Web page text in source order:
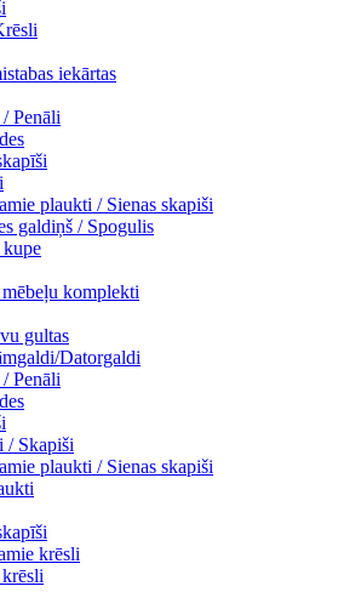
iekārtas
Penāli
plaukti / Sienas skapiši
galdiņš / Spogulis
komplekti
gultas
Datorgaldi
Penāli
/ Skapiši
plaukti / Sienas skapiši
krēsli